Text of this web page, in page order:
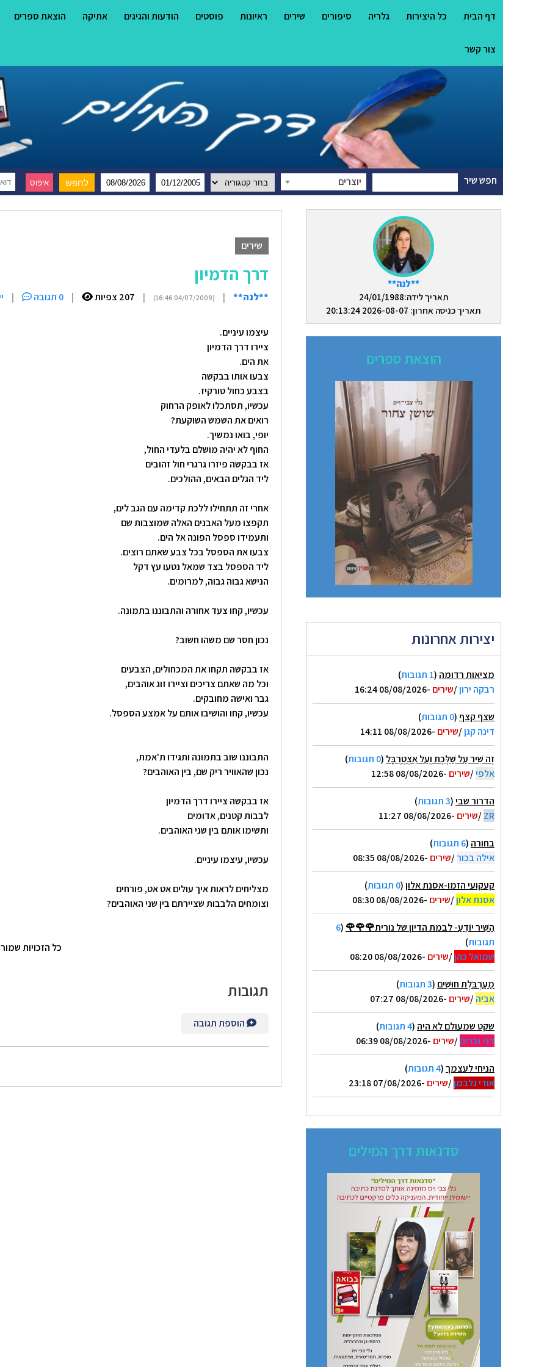
דף הבית כל היצירות גלריה סיפורים שירים ראיונות פוסטים הודעות והגיגים אתיקה הוצאת ספרים
צור קשר
חפש שיר יוצרים
**לנה**
תאריך לידה:24/01/1988
תאריך כניסה אחרון: 2026-08-07 20:13:24
הוצאת ספרים
יצירות אחרונות
מציאות רדומה (1 תגובות
)
רבקה ירון/שירים -08/08/2026 16:24
שצף קצף (0 תגובות
)
דינה קגן/שירים -08/08/2026 14:11
זֶה שִׁיר עַל שַׁלֶּכֶת וְעַל אִצְטְרֻבָּל (0 תגובות
)
אלפי/שירים -08/08/2026 12:58
הדרור שבי(3 תגובות
)
ZR
/שירים -08/08/2026 11:27
בחורה (6 תגובות
)
אילה בכור/שירים -08/08/2026 08:35
קעקועי הזמו-אסנת אלון(0 תגובות
)
אסנת אלון/שירים -08/08/2026 08:30
הַשִּׁיר יוֹדֵעַ- לבמת הדיון של נורית🌹🌹🌹 (
6
תגובות)
שמואל כהן/שירים -08/08/2026 08:20
מַעַרְבֹּלֶת חוּשִׁים (3 תגובות
)
אביה/שירים -08/08/2026 07:27
שקט שמעולם לא היה (4 תגובות
)
דני זכריה/שירים -08/08/2026 06:39
הניחי לעצמך(4 תגובות
)
אודי גלבמן/שירים -07/08/2026 23:18
סדנאות דרך המילים
שירים
דרך הדמיון
**לנה** |
(04/07/2009 16:46)
| 207 צפיות | 0 תגובה |
עיצמו עיניים.
ציירו דרך הדמיון
את הים.
צבעו אותו בבקשה
בצבע כחול טורקיז.
עכשיו, תסתכלו לאופק הרחוק
רואים את השמש השוקעת?
יופי, בואו נמשיך.
החוף לא יהיה מושלם בלעדי החול,
אז בבקשה פיזרו גרגרי חול זהובים
ליד הגלים הבאים, ההולכים.
אחרי זה תתחילו ללכת קדימה עם הגב לים,
תקפצו מעל האבנים האלה שמוצבות שם
ותעמידו ספסל הפונה אל הים.
צבעו את הספסל בכל צבע שאתם רוצים.
ליד הספסל בצד שמאל נטעו עץ דקל
הנישא גבוה גבוה, למרומים.
עכשיו, קחו צעד אחורה והתבוננו בתמונה.
נכון חסר שם משהו חשוב?
אז בבקשה תקחו את המכחולים, הצבעים
וכל מה שאתם צריכים וציירו זוג אוהבים,
גבר ואישה מחובקים.
עכשיו, קחו והושיבו אותם על אמצע הספסל.
התבוננו שוב בתמונה ותגידו ת'אמת,
נכון שהאוויר ריק שם, בין האוהבים?
אז בבקשה ציירו דרך הדמיון
לבבות קטנים, אדומים
ותשימו אותם בין שני האוהבים.
עכשיו, עיצמו עיניים.
מצליחים לראות איך עולים אט אט, פורחים
וצומחים הלבבות שציירתם בין שני האוהבים?
כל הזכויות
תגובות
הוספת תגובה